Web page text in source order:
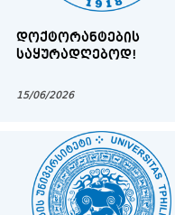
ᲓᲝᲥᲢᲝᲠᲐᲜᲢᲔᲑᲘᲡ
ᲡᲐᲧᲣᲠᲐᲓᲦᲔᲑᲝᲓ!
15/06/2026